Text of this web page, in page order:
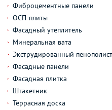
Фиброцементные панели
ОСП-плиты
Фасадный утеплитель
Минеральная вата
Экструдированный
Фасадные панели
Фасадная плитка
Штакетник
Террасная доска